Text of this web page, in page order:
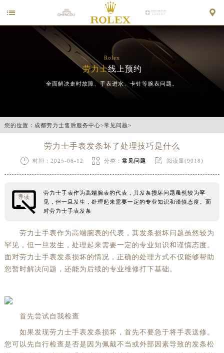
 
Rolex
劳力士线上预约
全面解决走时故障、手表进水、卡针等腕表问题。
您的位置： 成都劳力士售后服务中心>常见问题>
劳力士手表发条坏了处理技巧是什么
 时间：2025-06-12  分类：常见问题  阅读量(9018)
导读
劳力士手表作为高端腕表的代表，其发条损坏问题虽然较为罕
见，但一旦发生，处理起来需要一定的专业知识和谨慎态度。面
对劳力士手表发条
劳力士手表作为高端腕表的代表，其发条损坏问题虽然较为
罕见，但一旦发生，处理起来需要一定的专业知识和谨慎态度。
面对劳力士手表发条损坏的情况，正确的处理方式不仅能够帮助
您暂时解决问题，还能为后续的专业维修打下基础。
首先尝试自我检查
如果发现劳力士手表发条损坏，首先不要急于将手表送修。
您可以先自行检查是否是因为佩戴不当或外部因素导致的发条松